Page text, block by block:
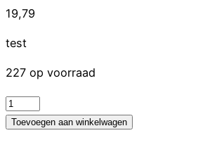
19,79
test
227 op voorraad
test
aantal
Toevoegen aan winkelwagen